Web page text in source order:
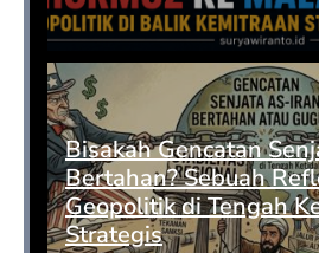
Bisakah Gencatan
Bertahan? Sebuah
Geopolitik di Tengah
Strategis